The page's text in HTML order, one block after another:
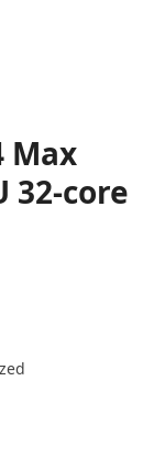
Max
32-core